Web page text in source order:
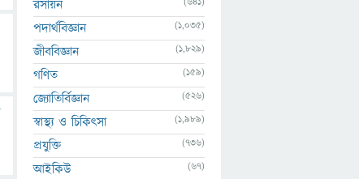
রসায়ন
পদার্থবিজ্ঞান (1,035)
জীববিজ্ঞান (1,829)
গণিত (159)
জ্যোতির্বিজ্ঞান (526)
স্বাস্থ্য ও চিকিৎসা (1,989)
প্রযুক্তি (736)
আইকিউ (67)